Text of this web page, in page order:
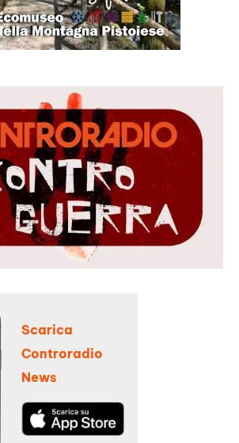
Scarica
Controradio
News